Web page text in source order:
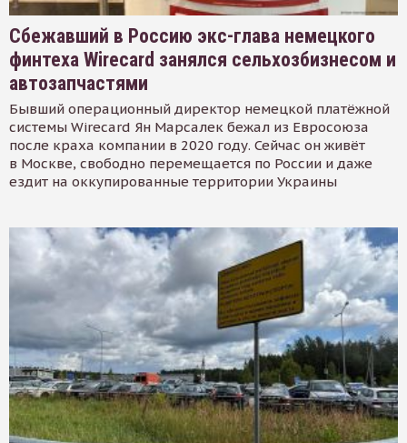
Сбежавший в Россию экс-глава немецкого
финтеха Wirecard занялся сельхозбизнесом и
автозапчастями
Бывший операционный директор немецкой платёжной
системы Wirecard Ян Марсалек бежал из Евросоюза
после краха компании в 2020 году. Сейчас он живёт
в Москве, свободно перемещается по России и даже
ездит на оккупированные территории Украины